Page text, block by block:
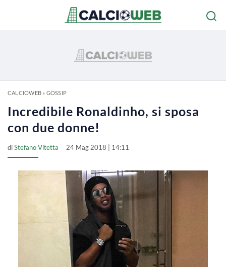
CALCIOWEB» GOSSIP
Incredibile Ronaldinho, si sposa
con due donne!
diStefano Vitetta 24 Mag 2018 | 14:11